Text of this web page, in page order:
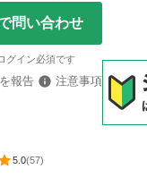
問い合わせ
グイン必須です
報告
注意事項
5.0(57)